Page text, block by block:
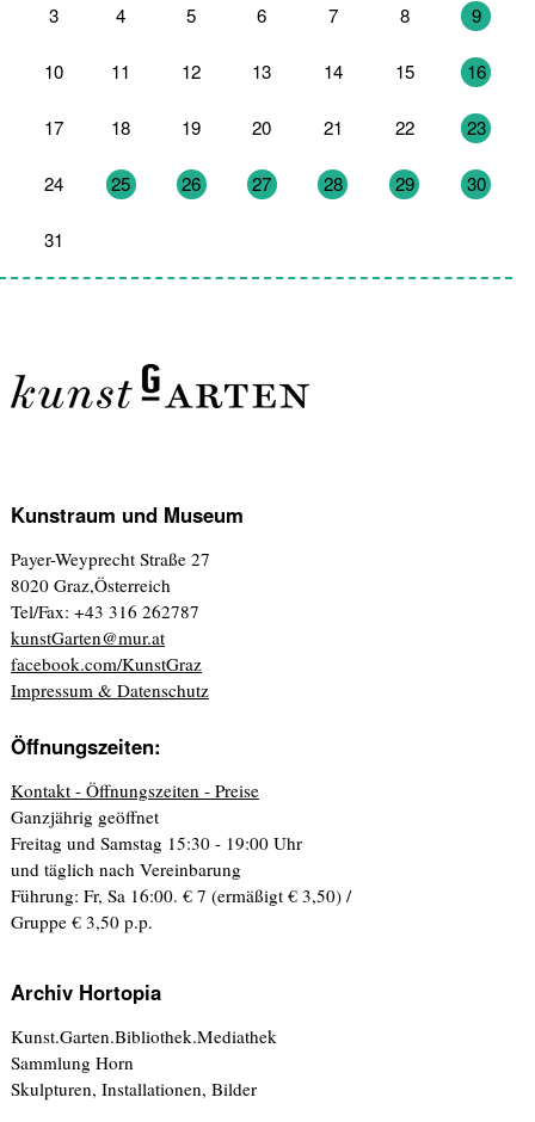
3 4 5 6 7 8 9
10 11 12 13 14 15 16
17 18 19 20 21 22 23
24 25 26 27 28 29 30
31
Kunstraum und Museum
Payer-Weyprecht Straße 27
8020 Graz,Österreich
Tel/Fax: +43 316 262787
kunstGarten@mur.at
facebook.com/KunstGraz
Impressum & Datenschutz
Öffnungszeiten:
Kontakt - Öffnungszeiten - Preise
Ganzjährig geöffnet
Freitag und Samstag 15:30 - 19:00 Uhr
und täglich nach Vereinbarung
Führung: Fr, Sa 16:00. € 7 (ermäßigt € 3,50) /
Gruppe € 3,50 p.p.
Archiv Hortopia
Kunst.Garten.Bibliothek.Mediathek
Sammlung Horn
Skulpturen, Installationen, Bilder